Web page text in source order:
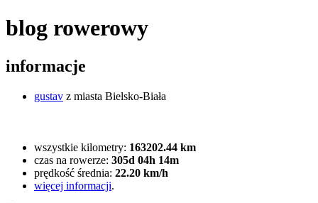
blog rowerowy
informacje
gustav z miasta Bielsko-Biała
wszystkie kilometry: 163202.44 km
czas na rowerze: 305d 04h 14m
prędkość średnia: 22.20 km/h
więcej informacji.